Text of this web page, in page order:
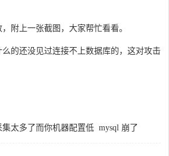
附上一张截图，大家帮忙看看。
的还没见过连接不上数据库的，这对攻击
太多了而你机器配置低 mysql 崩了